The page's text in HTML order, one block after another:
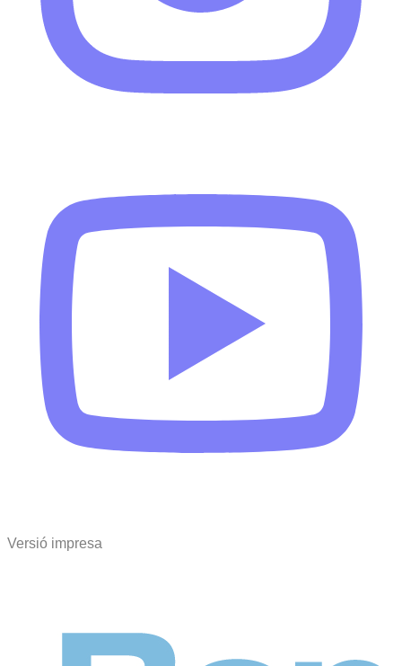
Versió impresa